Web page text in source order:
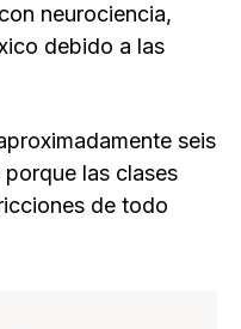
neurociencia,
debido a las
seis
las clases
de todo